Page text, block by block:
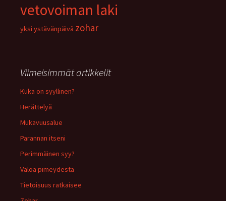
vetovoiman laki
yksi ystävänpäivä zohar
Viimeisimmät artikkelit
Kuka on syyllinen?
Herättelyä
Mukavuusalue
Parannan itseni
Perimmäinen syy?
Valoa pimeydestä
Tietoisuus ratkaisee